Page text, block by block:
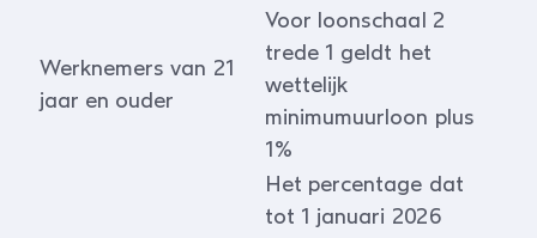
Werknemers van 21
jaar en ouder
Voor loonschaal 2
trede 1 geldt het
wettelijk
minimumuurloon plus
1%
Het percentage dat
tot 1 januari 2026